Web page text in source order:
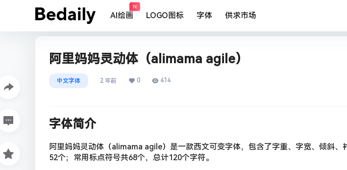
AI绘画
N
LOGO图标 字体 供求市场
阿里妈妈灵动体（alimama agile）
中文字体 2 年前 0 414
字体简介
阿里妈妈灵动体（alimama agile）是一款西文可变字体，包含了字重、字宽、倾斜、
52个；常用标点符号共68个，总计120个字符。